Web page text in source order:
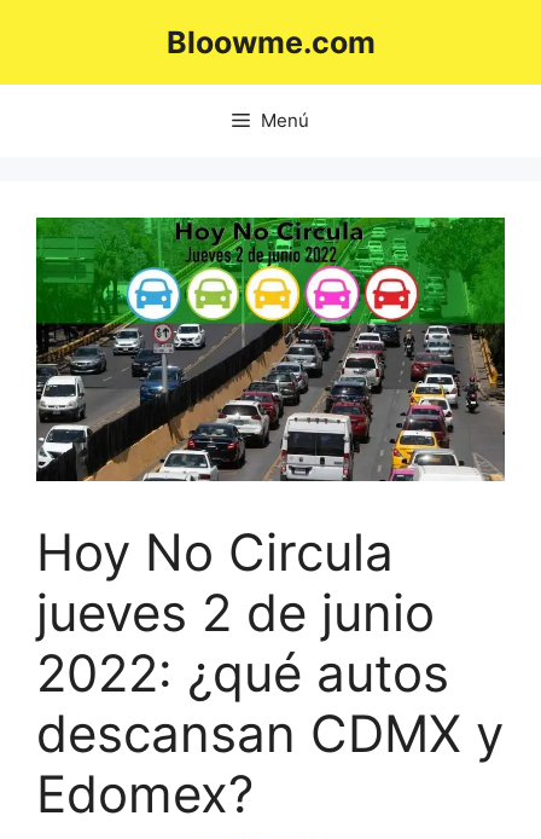
Bloowme.com
Menú
Hoy No Circula
jueves 2 de junio
2022: ¿qué autos
descansan CDMX y
Edomex?